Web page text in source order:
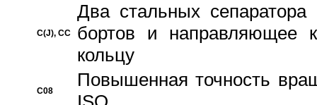
C(J), CC
Два стальных сепаратора
бортов и направляющее
кольцу
C08
Повышенная точность